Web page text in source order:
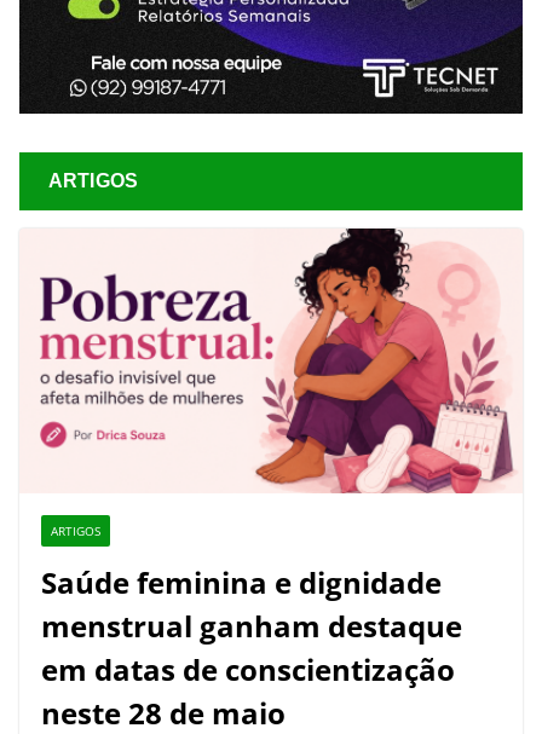
ARTIGOS
ARTIGOS
Saúde feminina e dignidade
menstrual ganham destaque
em datas de conscientização
neste 28 de maio